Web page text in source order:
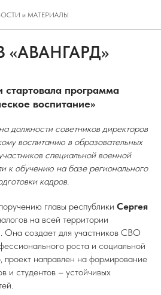
и МАТЕРИАЛЫ
программа
воспитание»
должности советников директоров
воспитанию в образовательных
специальной военной
к обучению на базе регионального
кадров.
главы республики Сергея
на всей территории
Она создает для участников СВО
роста и социальной
проект направлен на формирование
и студентов – устойчивых